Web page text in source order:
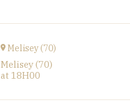
at 20H00
Buy your tickets
Melisey (70)
Melisey (70)
at 18H00